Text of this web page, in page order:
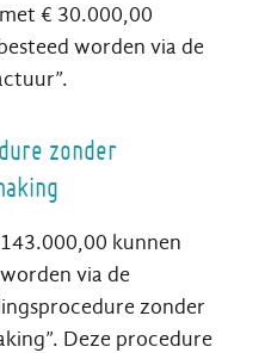
€ 30.000,00
worden via de
zonder
kunnen
via de
zonder
Deze procedure